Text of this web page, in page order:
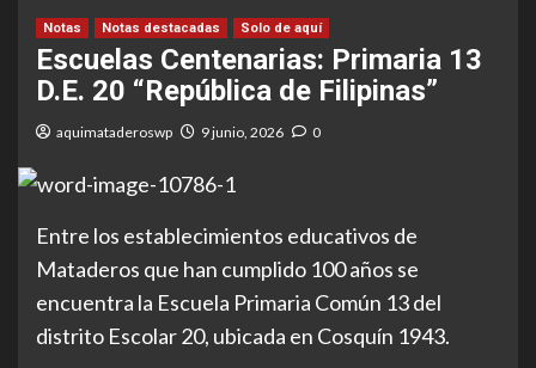
Notas Notas destacadas Solo de aquí
Escuelas Centenarias: Primaria 13
D.E. 20 “República de Filipinas”
aquimataderoswp 9 junio, 2026 0
Entre los establecimientos educativos de
Mataderos que han cumplido 100 años se
encuentra la Escuela Primaria Común 13 del
distrito Escolar 20, ubicada en Cosquín 1943.